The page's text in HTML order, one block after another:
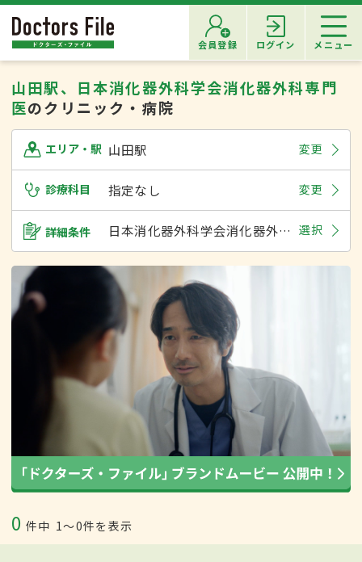
会員登録 ログイン メニュー
山田駅、日本消化器外科学会消化器外科専門
医のクリニック・病院
エリア・駅 山田駅 変更
診療科目 指定なし 変更
詳細条件 日本消化器外科学会消化器外科専門医 選択
0 件中 1〜0件を表示